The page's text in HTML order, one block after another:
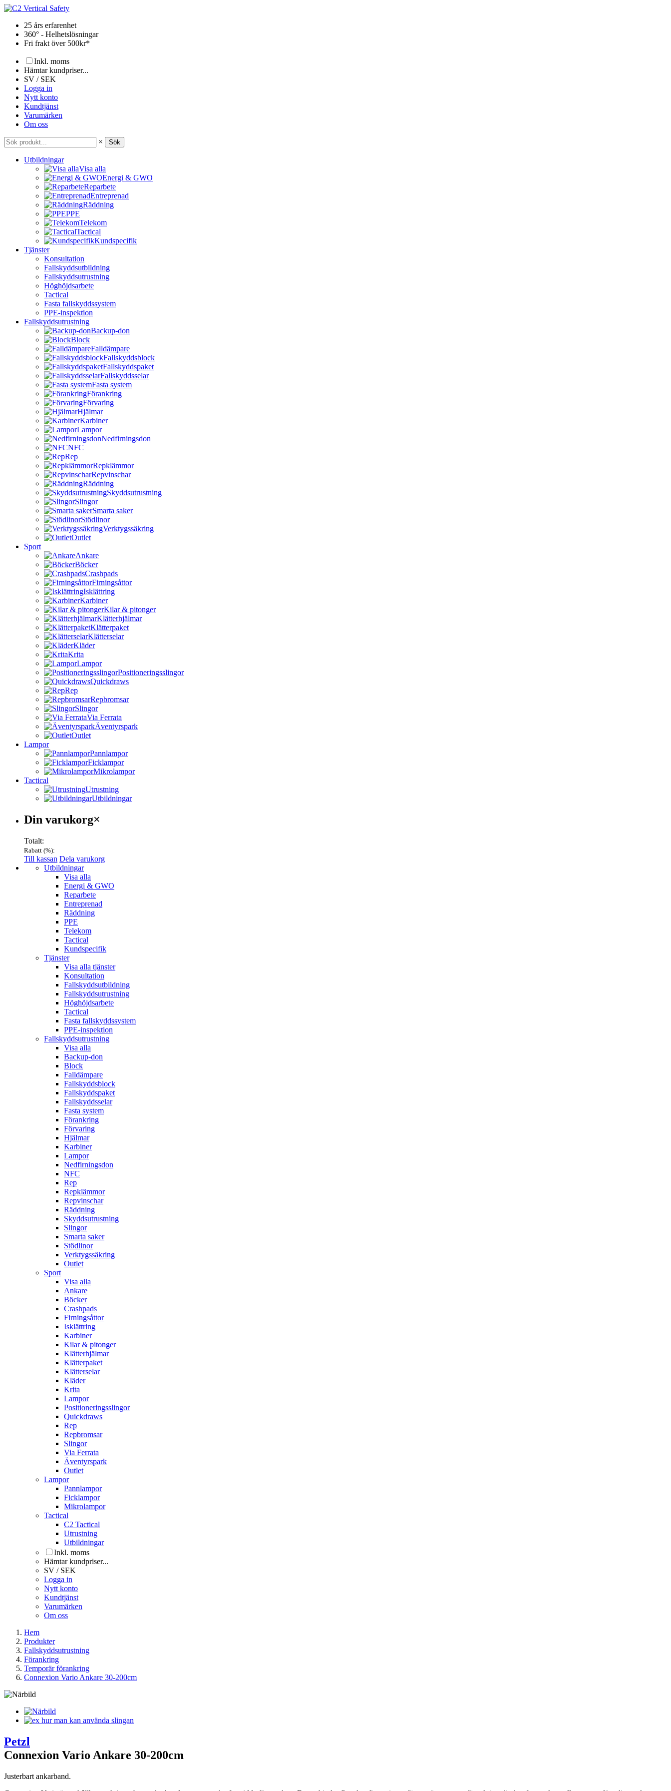
Hoppa
innehåll25 års erfarenhet
360° - Helhetslösningar
Fri frakt över 500kr*
Inkl. moms
Hämtar kundpriser...
SV / SEK
Logga in
Nytt konto
Kundtjänst
Varumärken
Om oss
× Sök
Utbildningar
Visa alla
Energi & GWO
Reparbete
Entreprenad
Räddning
PPE
Telekom
Tactical
Kundspecifik
Tjänster
Konsultation
Fallskyddsutbildning
Fallskyddsutrustning
Höghöjdsarbete
Tactical
Fasta fallskyddssystem
PPE-inspektion
Fallskyddsutrustning
Backup-don
Block
Falldämpare
Fallskyddsblock
Fallskyddspaket
Fallskyddsselar
Fasta system
Förankring
Förvaring
Hjälmar
Karbiner
Lampor
Nedfirningsdon
NFC
Rep
Repklämmor
Repvinschar
Räddning
Skyddsutrustning
Slingor
Smarta saker
Stödlinor
Verktygssäkring
Outlet
Sport
Ankare
Böcker
Crashpads
Firningsåttor
Isklättring
Karbiner
Kilar & pitonger
Klätterhjälmar
Klätterpaket
Klätterselar
Kläder
Krita
Lampor
Positioneringsslingor
Quickdraws
Rep
Repbromsar
Slingor
Via Ferrata
Äventyrspark
Outlet
Lampor
Pannlampor
Ficklampor
Mikrolampor
Tactical
Utrustning
Utbildningar
Varukorg
Din varukorg×
Totalt:
Rabatt (%):
Till kassan Dela varukorg
Menu Utbildningar
Visa alla
Energi & GWO
Reparbete
Entreprenad
Räddning
PPE
Telekom
Tactical
Kundspecifik
Tjänster
Visa alla tjänster
Konsultation
Fallskyddsutbildning
Fallskyddsutrustning
Höghöjdsarbete
Tactical
Fasta fallskyddssystem
PPE-inspektion
Fallskyddsutrustning
Visa alla
Backup-don
Block
Falldämpare
Fallskyddsblock
Fallskyddspaket
Fallskyddsselar
Fasta system
Förankring
Förvaring
Hjälmar
Karbiner
Lampor
Nedfirningsdon
NFC
Rep
Repklämmor
Repvinschar
Räddning
Skyddsutrustning
Slingor
Smarta saker
Stödlinor
Verktygssäkring
Outlet
Sport
Visa alla
Ankare
Böcker
Crashpads
Firningsåttor
Isklättring
Karbiner
Kilar & pitonger
Klätterhjälmar
Klätterpaket
Klätterselar
Kläder
Krita
Lampor
Positioneringsslingor
Quickdraws
Rep
Repbromsar
Slingor
Via Ferrata
Äventyrspark
Outlet
Lampor
Pannlampor
Ficklampor
Mikrolampor
Tactical
C2 Tactical
Utrustning
Utbildningar
Inkl. moms
Hämtar kundpriser...
SV / SEK
Logga in
Nytt konto
Kundtjänst
Varumärken
Om oss
Hem
Produkter
Fallskyddsutrustning
Förankring
Temporär förankring
Connexion Vario Ankare 30-200cm
Petzl
Connexion Vario Ankare 30-200cm
Justerbart ankarband.